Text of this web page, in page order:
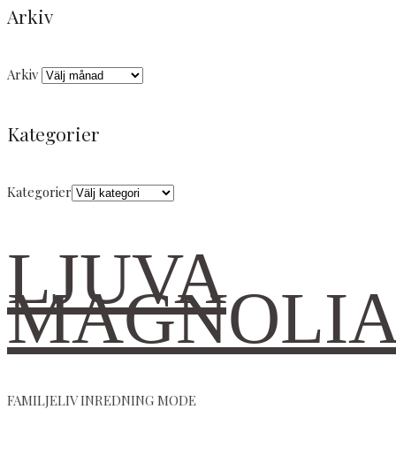
Arkiv
Arkiv
Kategorier
Kategorier
LJUVA
FAMILJELIV INREDNING MODE